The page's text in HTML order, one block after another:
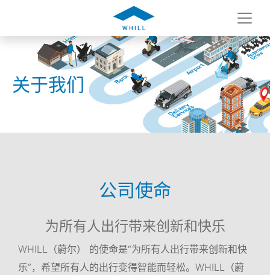
关于我们
公司使命
为所有人出行带来创新和快乐
WHILL（蔚尔） 的使命是“为所有人出行带来创新和快
乐”，希望所有人的出行变得智能而轻松。WHILL（蔚